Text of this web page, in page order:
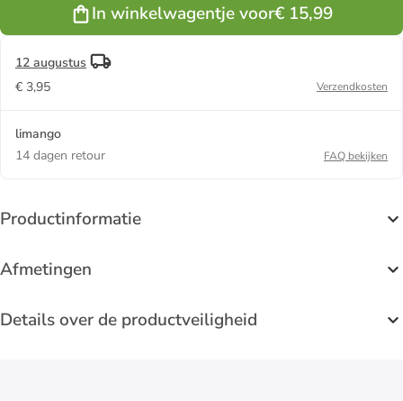
In winkelwagentje voor€ 15,99
12 augustus
€ 3,95
Verzendkosten
limango
14 dagen retour
FAQ bekijken
Productinformatie
Afmetingen
Details over de productveiligheid